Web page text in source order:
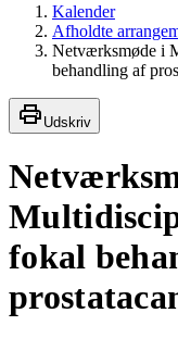
Kalender
Afholdte
Netværksmøde i
behandling af
Udskriv
fokal